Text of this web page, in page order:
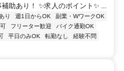
助あり！ ✨求人のポイント✨ ...
り 週1日からOK
副業・WワークOK
フリーター歓迎
バイク通勤OK
平日のみOK 転勤なし
経験不問